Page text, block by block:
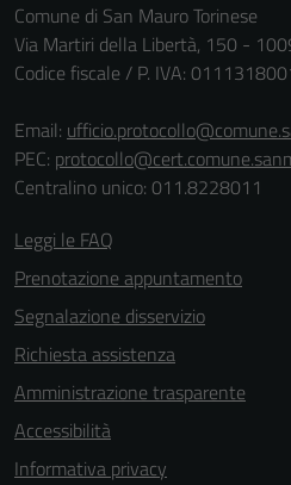
Comune di San Mauro Torinese
Via Martiri della Libertà, 150 -
Codice fiscale / P. IVA:
Email:
PEC:
Centralino unico: 011.8228011
Leggi le FAQ
Prenotazione appuntamento
Segnalazione disservizio
Richiesta assistenza
Amministrazione trasparente
Accessibilità
Informativa privacy